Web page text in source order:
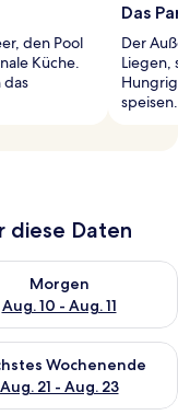
den Pool
Küche.
das
Das
Der
Liegen,
speisen.
diese Daten
Aug. 9 - Aug.
Morgen
Aug. 10 - Aug. 11
die Verfügbarkeit
Aug. 14
Wochenende
Aug. 21 - Aug. 23
die Verfügbarkeit